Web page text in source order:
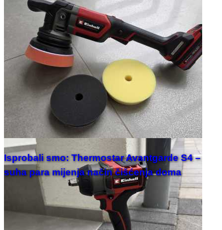
Isprobali smo: Thermostar Avantgarde S4 –
suha para mijenja način čišćenja doma